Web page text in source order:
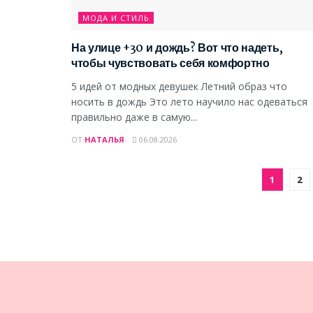
МОДА И СТИЛЬ
На улице +30 и дождь? Вот что надеть,
чтобы чувствовать себя комфортно
5 идей от модных девушек Летний образ что
носить в дождь Это лето научило нас одеваться
правильно даже в самую...
ОТ НАТАЛЬЯ 06.08.2026
1 2